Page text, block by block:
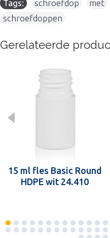
Tags: schroefdop met
schroefdoppen
Gerelateerde
15 ml fles Basic Round
HDPE wit 24.410